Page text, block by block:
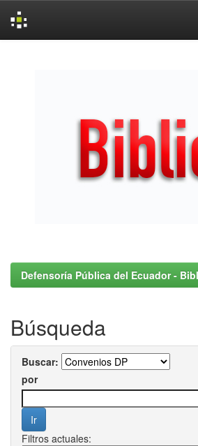
Defensoría Pública del Ecuador -
Búsqueda
Buscar:
por
Filtros actuales: